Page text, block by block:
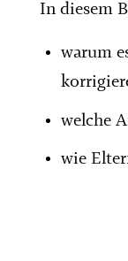
In diesem
warum
welche
wie